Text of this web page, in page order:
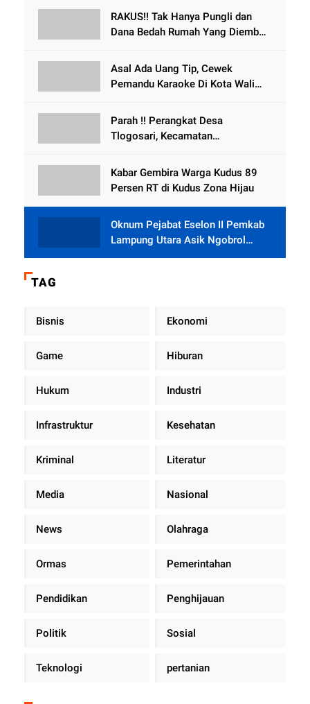
Meninggal Dunia
RAKUS!! Tak Hanya Pungli dan
Dana Bedah Rumah Yang Diembat,
Tlogowungu, di Duga
Selewengkan Bantuan Mushola
Asal Ada Uang Tip, Cewek
Pemandu Karaoke Di Kota Wali
Parah !! Perangkat Desa
Tlogosari, Kecamatan
Rumah dari BAZNAS
Kabar Gembira Warga Kudus 89
Persen RT di Kudus Zona Hijau
Oknum Pejabat Eselon II Pemkab
Lampung Utara Asik Ngobrol
Dengan Teman Kencan Wanitanya
TAG
Bisnis Ekonomi
Game Hiburan
Hukum Industri
Infrastruktur Kesehatan
Kriminal Literatur
Media Nasional
News Olahraga
Ormas Pemerintahan
Pendidikan Penghijauan
Politik Sosial
Teknologi pertanian